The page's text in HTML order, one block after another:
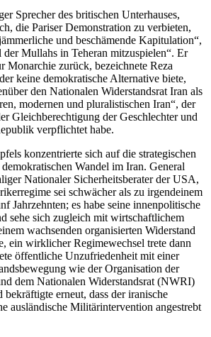
Sprecher des britischen Unterhauses,
die Pariser Demonstration zu verbieten,
und beschämende Kapitulation“,
der Mullahs in Teheran mitzuspielen“. Er
Monarchie zurück, bezeichnete Reza
keine demokratische Alternative biete,
den Nationalen Widerstandsrat Iran als
modernen und pluralistischen Iran“, der
Gleichberechtigung der Geschlechter und
verpflichtet habe.
konzentrierte sich auf die strategischen
Wandel im Iran. General
Nationaler Sicherheitsberater der USA,
sei schwächer als zu irgendeinem
Jahrzehnten; es habe seine innenpolitische
sehe sich zugleich mit wirtschaftlichem
wachsenden organisierten Widerstand
ein wirklicher Regimewechsel trete dann
öffentliche Unzufriedenheit mit einer
wie der Organisation der
dem Nationalen Widerstandsrat (NWRI)
bekräftigte erneut, dass der iranische
ausländische Militärintervention angestrebt